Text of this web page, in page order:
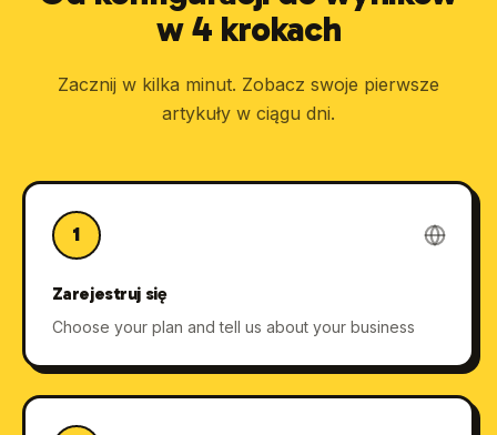
w 4 krokach
Zacznij w kilka minut. Zobacz swoje pierwsze
artykuły w ciągu dni.
1
Zarejestruj się
Choose your plan and tell us about your business